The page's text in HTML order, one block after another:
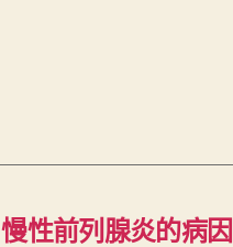
慢性前列腺炎的病因